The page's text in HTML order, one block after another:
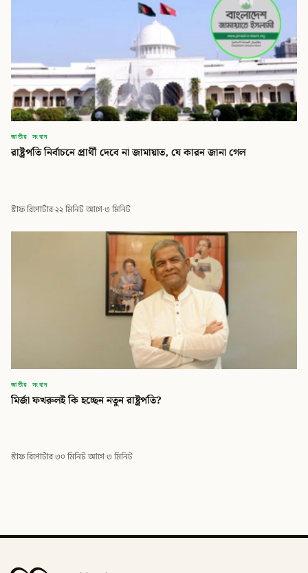
জাতীয় সংবাদ
রাষ্ট্রপতি নির্বাচনে প্রার্থী দেবে না জামায়াত, যে কারন জানা গেল
স্টাফ রিপোর্টার·২২ মিনিট আগে·৩ মিনিট
জাতীয় সংবাদ
মির্জা ফখরুলই কি হচ্ছেন নতুন রাষ্ট্রপতি?
স্টাফ রিপোর্টার·৩০ মিনিট আগে·৩ মিনিট